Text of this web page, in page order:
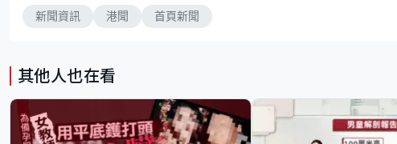
新聞資訊 港聞 首頁新聞
其他人也在看